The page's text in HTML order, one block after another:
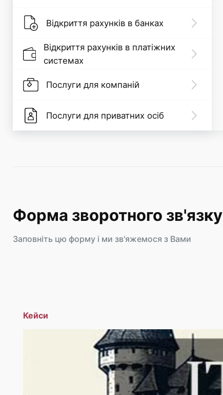
Відкриття рахунків в банках
Відкриття рахунків в платіжних
системах
Послуги для компаній
Послуги для приватних осіб
Форма зворотного зв'язку
Заповніть цю форму і ми зв'яжемося з Вами
Кейси